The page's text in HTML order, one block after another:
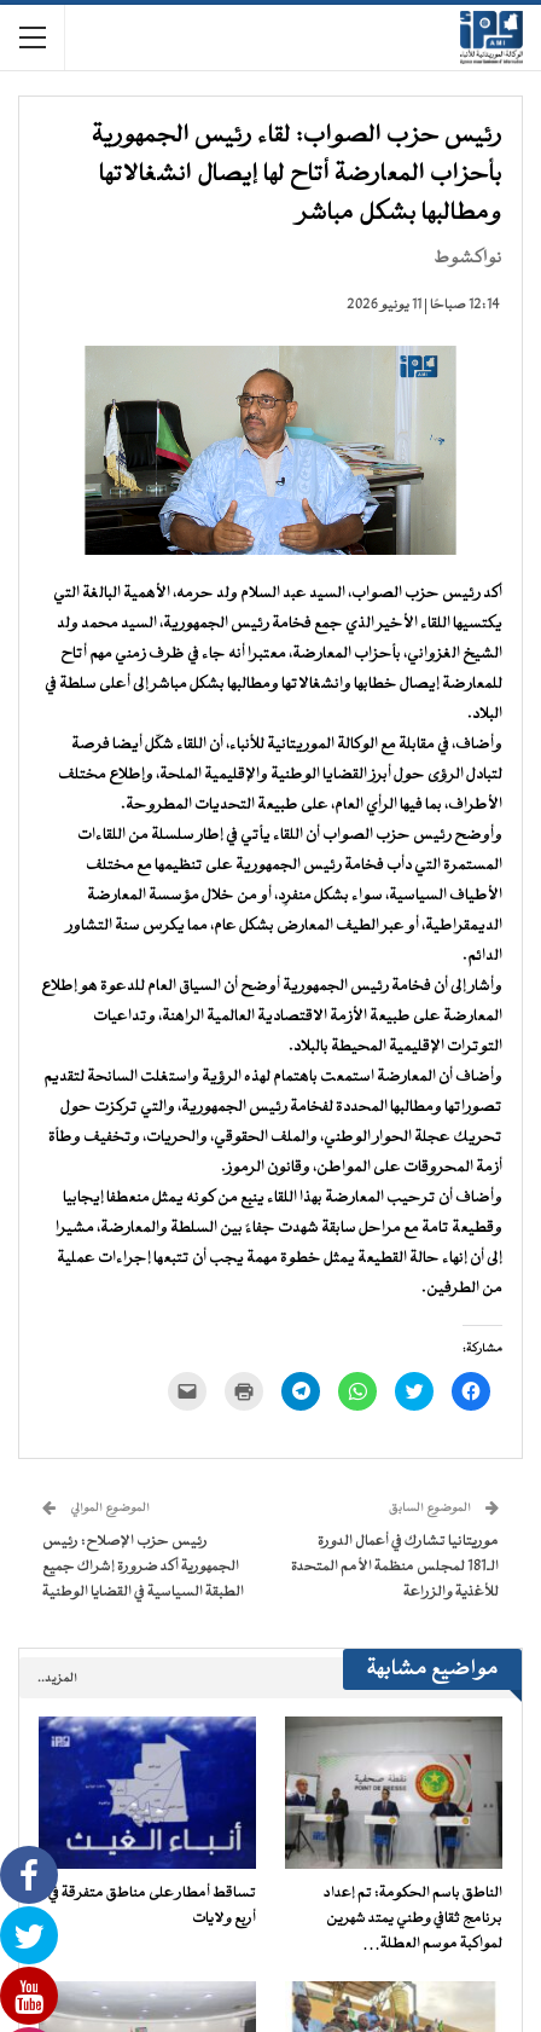
رئيس حزب الصواب: لقاء رئيس الجمهورية
بأحزاب المعارضة أتاح لها إيصال انشغالاتها
ومطالبها بشكل مباشر
نواكشوط
12:14 صباحًا | 11 يونيو 2026
أكد رئيس حزب الصواب، السيد عبد السلام ولد حرمه، الأهمية البالغة التي
يكتسيها اللقاء الأخير الذي جمع فخامة رئيس الجمهورية، السيد محمد ولد
الشيخ الغزواني، بأحزاب المعارضة، معتبرا أنه جاء في ظرف زمني مهم أتاح
للمعارضة إيصال خطابها وانشغالاتها ومطالبها بشكل مباشر إلى أعلى سلطة في
البلاد.
وأضاف، في مقابلة مع الوكالة الموريتانية للأنباء، أن اللقاء شكّل أيضا فرصة
لتبادل الرؤى حول أبرز القضايا الوطنية والإقليمية الملحة، وإطلاع مختلف
الأطراف، بما فيها الرأي العام، على طبيعة التحديات المطروحة.
وأوضح رئيس حزب الصواب أن اللقاء يأتي في إطار سلسلة من اللقاءات
المستمرة التي دأب فخامة رئيس الجمهورية على تنظيمها مع مختلف
الأطياف السياسية، سواء بشكل منفرِد، أو من خلال مؤسسة المعارضة
الديمقراطية، أو عبر الطيف المعارض بشكل عام، مما يكرس سنة التشاور
الدائم.
وأشار إلى أن فخامة رئيس الجمهورية أوضح أن السياق العام للدعوة هو إطلاع
المعارضة على طبيعة الأزمة الاقتصادية العالمية الراهنة، وتداعيات
التوترات الإقليمية المحيطة بالبلاد.
وأضاف أن المعارضة استمعت باهتمام لهذه الرؤية واستغلت السانحة لتقديم
تصوراتها ومطالبها المحددة لفخامة رئيس الجمهورية، والتي تركزت حول
تحريك عجلة الحوار الوطني، والملف الحقوقي، والحريات، وتخفيف وطأة
أزمة المحروقات على المواطن، وقانون الرموز.
وأضاف أن ترحيب المعارضة بهذا اللقاء ينبع من كونه يمثل منعطفا إيجابيا
وقطيعة تامة مع مراحل سابقة شهدت جفاءً بين السلطة والمعارضة، مشيرا
إلى أن إنهاء حالة القطيعة يمثل خطوة مهمة يجب أن تتبعها إجراءات عملية
من الطرفين.
مشاركة:
انقر
للمشاركة
في
اضغط
للمشاركة
في
انقر
للمشاركة
في
انقر
للمشاركة
في
للطباعة
جديدة) الإلكتروني
نافذة
جديدة)
الموضوع السابق
موريتانيا تشارك في أعمال الدورة
الـ181 لمجلس منظمة الأمم المتحدة
للأغذية والزراعة
الموضوع الموالي
رئيس حزب الإصلاح: رئيس
الجمهورية أكد ضرورة إشراك جميع
الطبقة السياسية في القضايا الوطنية
مواضيع مشابهة المزيد..
الناطق باسم الحكومة: تم إعداد
برنامج ثقافي وطني يمتد شهرين
لمواكبة موسم العطلة…
تساقط أمطار على مناطق متفرقة في
أربع ولايات